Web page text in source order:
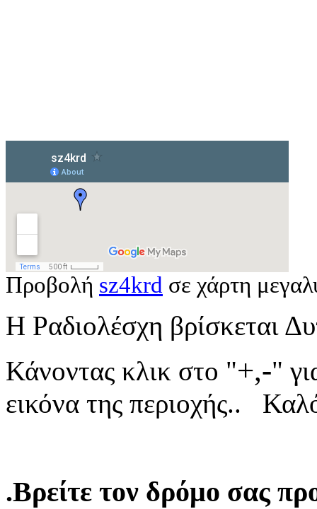
Προβολή sz4krd σε χάρτη
Η Ραδιολέσχη βρίσκεται
Κάνοντας κλικ στο "+,-"
εικόνα της περιοχής..
.Βρείτε τον δρόμο σας